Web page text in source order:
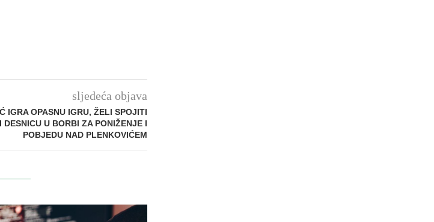
sljedeća objava
IGRA OPASNU IGRU, ŽELI SPOJITI
DESNICU U BORBI ZA PONIŽENJE I
POBJEDU NAD PLENKOVIĆEM